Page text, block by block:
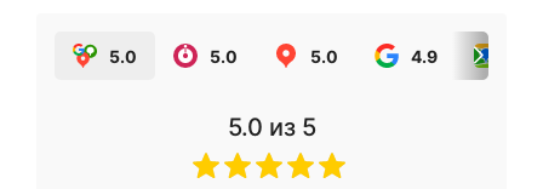
5.0 5.0 5.0 4.9
5.0 из 5